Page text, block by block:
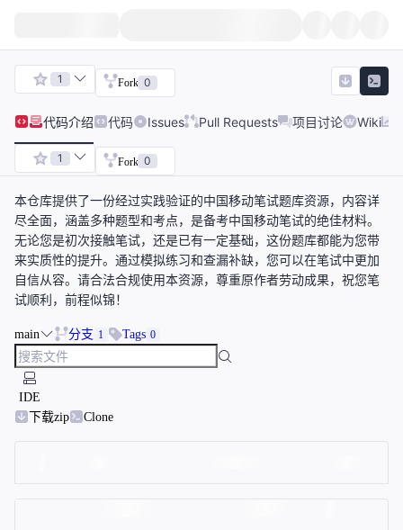
1 Fork 0
代码介绍 代码 Issues Pull Requests 项目讨论 Wiki
1 Fork 0
本仓库提供了一份经过实践验证的中国移动笔试题库资源，内容详
尽全面，涵盖多种题型和考点，是备考中国移动笔试的绝佳材料。
无论您是初次接触笔试，还是已有一定基础，这份题库都能为您带
来实质性的提升。通过模拟练习和查漏补缺，您可以在笔试中更加
自信从容。请合法合规使用本资源，尊重原作者劳动成果，祝您笔
试顺利，前程似锦！
main 分支 1 Tags 0
IDE
下载zip
Clone